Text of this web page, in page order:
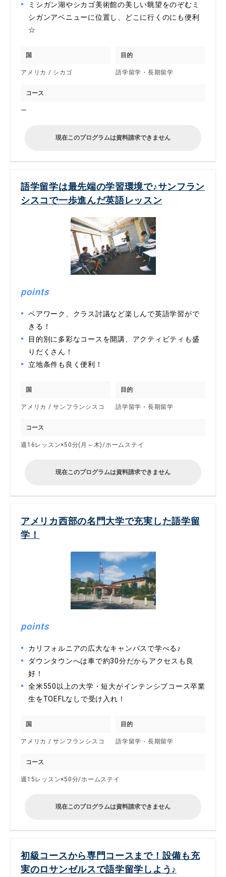
ミシガン湖やシカゴ美術館の美しい眺望をのぞむミ
シガンアベニューに位置し、どこに行くのにも便利
☆
国
アメリカ / シカゴ
目的
語学留学・長期留学
コース
ー
現在このプログラムは資料請求できません
語学留学は最先端の学習環境で♪サンフラン
シスコで一歩進んだ英語レッスン
points
ペアワーク、クラス討議など楽しんで英語学習がで
きる！
目的別に多彩なコースを開講、アクティビティも盛
りだくさん！
立地条件も良く便利！
国
アメリカ / サンフランシスコ
目的
語学留学・長期留学
コース
週16レッスン×50分(月～木)/ホームステイ
現在このプログラムは資料請求できません
アメリカ西部の名門大学で充実した語学留
学！
points
カリフォルニアの広大なキャンパスで学べる♪
ダウンタウンへは車で約30分だからアクセスも良
好！
全米550以上の大学・短大がインテンシブコース卒業
生をTOEFLなしで受け入れ！
国
アメリカ / サンフランシスコ
目的
語学留学・長期留学
コース
週15レッスン×50分/ホームステイ
現在このプログラムは資料請求できません
初級コースから専門コースまで！設備も充
実のロサンゼルスで語学留学しよう♪